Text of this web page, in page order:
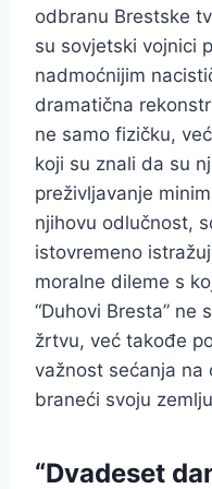
odbranu Brestske
su sovjetski vojnici
nadmoćnijim
dramatična
ne samo fizičku,
koji su znali da su
preživljavanje
njihovu odlučnost,
istovremeno
moralne dileme s
“Duhovi Bresta” ne
žrtvu, već takođe
važnost sećanja na
braneći svoju
“Dvadeset